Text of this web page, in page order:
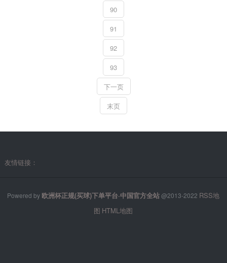
90
91
92
93
下一页
末页
友情链接：
Powered by 欧洲杯正规(买球)下单平台·中国官方全站@2013-2022 RSS地
图 HTML地图